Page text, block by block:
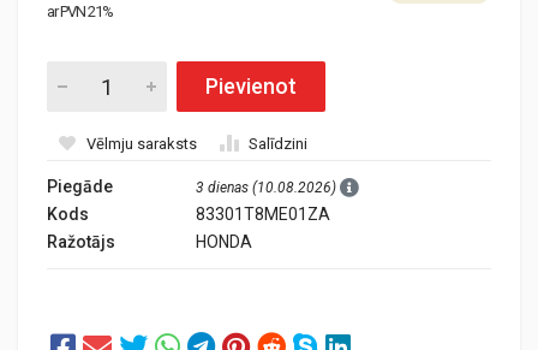
ar PVN 21%
Pievienot
Vēlmju saraksts Salīdzini
Piegāde 3 dienas (10.08.2026)
Kods
83301T8ME01ZA
Ražotājs
HONDA